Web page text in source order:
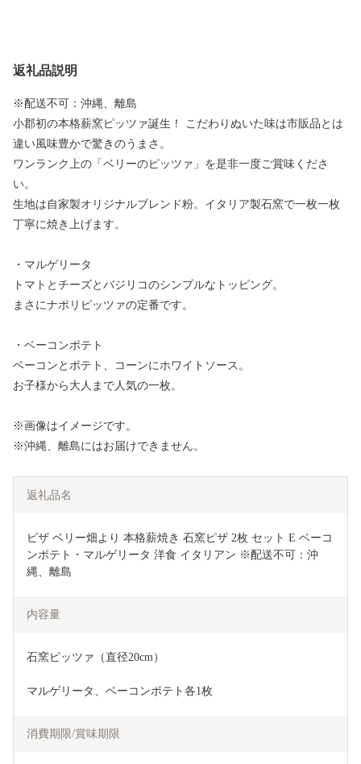
返礼品説明
※配送不可：沖縄、離島
小郡初の本格薪窯ピッツァ誕生！ こだわりぬいた味は市販品とは
違い風味豊かで驚きのうまさ。
ワンランク上の「ベリーのピッツァ」を是非一度ご賞味くださ
い。
生地は自家製オリジナルブレンド粉。イタリア製石窯で一枚一枚
丁寧に焼き上げます。
・マルゲリータ
トマトとチーズとバジリコのシンプルなトッピング。
まさにナポリピッツァの定番です。
・ベーコンポテト
ベーコンとポテト、コーンにホワイトソース。
お子様から大人まで人気の一枚。
※画像はイメージです。
※沖縄、離島にはお届けできません。
返礼品名
ピザ ベリー畑より 本格薪焼き 石窯ピザ 2枚 セット E ベーコ
ンポテト・マルゲリータ 洋食 イタリアン ※配送不可：沖
縄、離島
内容量
石窯ピッツァ（直径20cm）
マルゲリータ、ベーコンポテト各1枚
消費期限/賞味期限